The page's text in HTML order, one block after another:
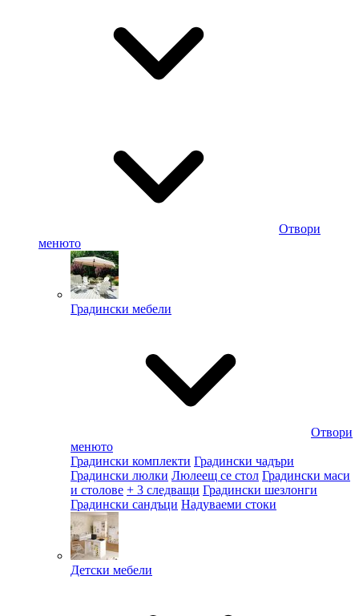
Отвори
менюто
Градински мебели
Отвори
менюто
Градински комплекти Градински чадъри
Градински люлки Люлеещ се стол Градински маси
и столове + 3 следващи Градински шезлонги
Градински сандъци Надуваеми стоки
Детски мебели